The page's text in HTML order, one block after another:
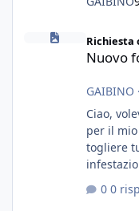
Nuovo fondo?
Richiesta
Nuovo
GAIBINO ·
Ciao,
per il
togliere
che ho
cardinali,
0